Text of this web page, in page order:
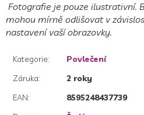
Fotografie je pouze ilustrativní.
mohou mírně odlišovat v
nastavení vaší obrazovky.
Kategorie:
Povlečení
Záruka:
2 roky
EAN:
8595248437739